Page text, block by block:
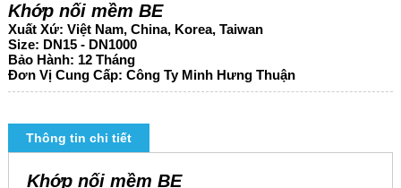
Khớp nối mềm BE
Xuất Xứ: Việt Nam, China, Korea, Taiwan
Size: DN15 - DN1000
Bảo Hành: 12 Tháng
Đơn Vị Cung Cấp: Công Ty Minh Hưng Thuận
Thông tin chi tiết
Khớp nối mềm BE